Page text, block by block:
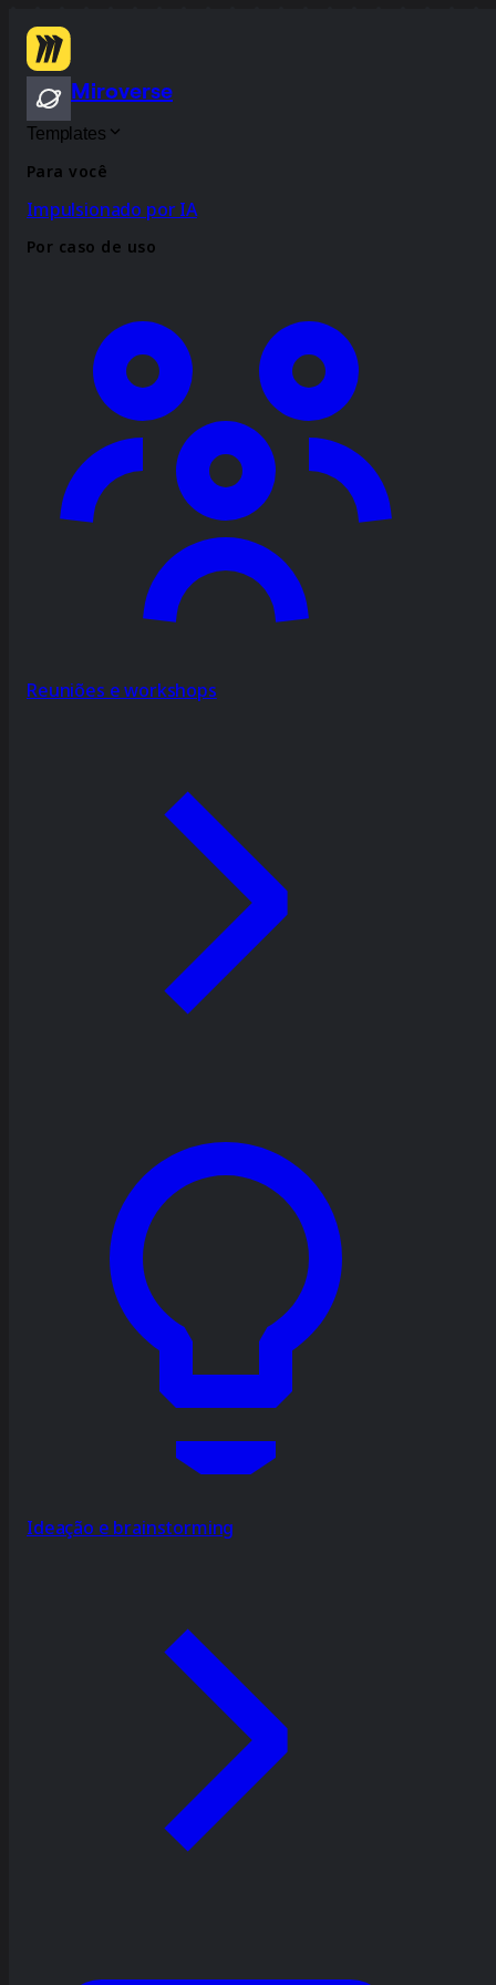
Miroverse
Templates
Para você
Impulsionado por IA
Por caso de uso
Reuniões e workshops
Ideação e brainstorming